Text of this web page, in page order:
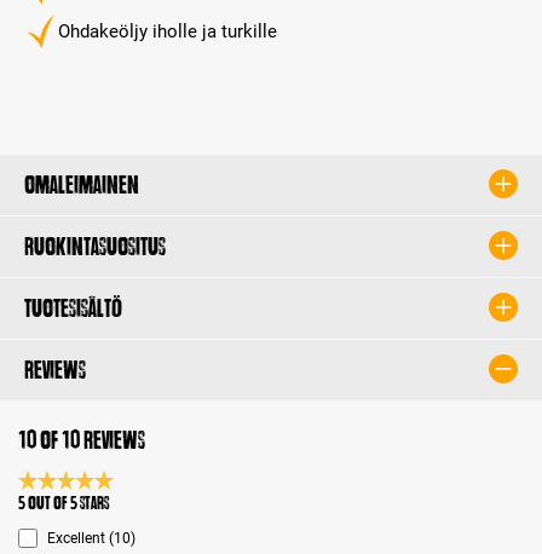
Ohdakeöljy iholle ja turkille
Omaleimainen
Ruokintasuositus
Tuotesisältö
Reviews
10 of 10 reviews
Average rating 5 of 5 Stars
5 out of 5 stars
Excellent (10)